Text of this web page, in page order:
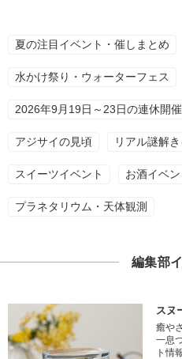
夏の注目イベント・催しまとめ
水かけ祭り・ウォーターフェス
2026年9月19日～23日の連休開
アジサイの見頃 リアル謎解
スイーツイベント お酒イベン
プラネタリウム・天体観測
編集部
スヌ
癒や
一息
ト情